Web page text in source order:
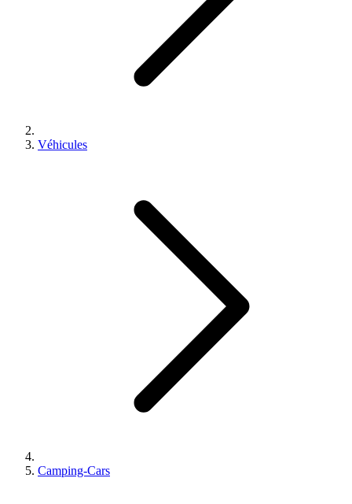
Véhicules
Camping-Cars